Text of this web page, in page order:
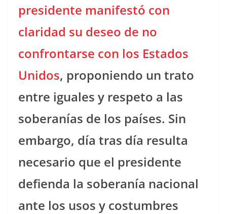
presidente manifestó con
claridad su deseo de no
confrontarse con los Estados
Unidos, proponiendo un trato
entre iguales y respeto a las
soberanías de los países. Sin
embargo, día tras día resulta
necesario que el presidente
defienda la soberanía nacional
ante los usos y costumbres